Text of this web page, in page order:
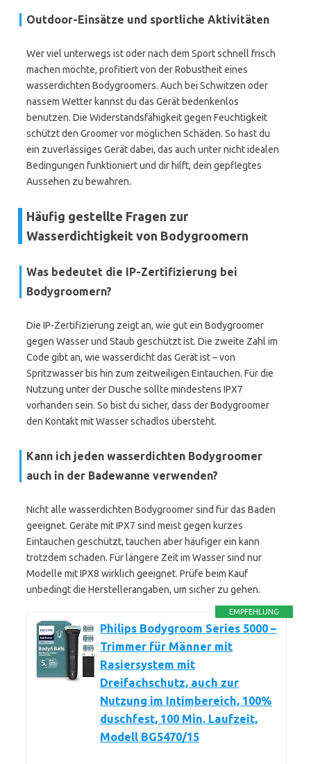
Outdoor-Einsätze und sportliche Aktivitäten
Wer viel unterwegs ist oder nach dem Sport schnell frisch
machen möchte, profitiert von der Robustheit eines
wasserdichten Bodygroomers. Auch bei Schwitzen oder
nassem Wetter kannst du das Gerät bedenkenlos
benutzen. Die Widerstandsfähigkeit gegen Feuchtigkeit
schützt den Groomer vor möglichen Schäden. So hast du
ein zuverlässiges Gerät dabei, das auch unter nicht idealen
Bedingungen funktioniert und dir hilft, dein gepflegtes
Aussehen zu bewahren.
Häufig gestellte Fragen zur
Wasserdichtigkeit von Bodygroomern
Was bedeutet die IP-Zertifizierung bei
Bodygroomern?
Die IP-Zertifizierung zeigt an, wie gut ein Bodygroomer
gegen Wasser und Staub geschützt ist. Die zweite Zahl im
Code gibt an, wie wasserdicht das Gerät ist – von
Spritzwasser bis hin zum zeitweiligen Eintauchen. Für die
Nutzung unter der Dusche sollte mindestens IPX7
vorhanden sein. So bist du sicher, dass der Bodygroomer
den Kontakt mit Wasser schadlos übersteht.
Kann ich jeden wasserdichten Bodygroomer
auch in der Badewanne verwenden?
Nicht alle wasserdichten Bodygroomer sind für das Baden
geeignet. Geräte mit IPX7 sind meist gegen kurzes
Eintauchen geschützt, tauchen aber häufiger ein kann
trotzdem schaden. Für längere Zeit im Wasser sind nur
Modelle mit IPX8 wirklich geeignet. Prüfe beim Kauf
unbedingt die Herstellerangaben, um sicher zu gehen.
EMPFEHLUNG
Philips Bodygroom Series 5000 –
Trimmer für Männer mit
Rasiersystem mit
Dreifachschutz, auch zur
Nutzung im Intimbereich, 100%
duschfest, 100 Min. Laufzeit,
Modell BG5470/15